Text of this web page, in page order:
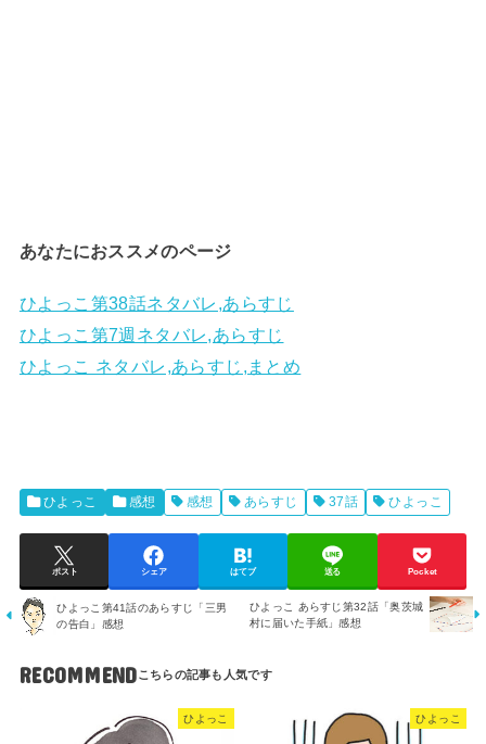
あなたにおススメのページ
ひよっこ第38話ネタバレ,あらすじ
ひよっこ第7週ネタバレ,あらすじ
ひよっこ ネタバレ,あらすじ,まとめ
ひよっこ 感想 感想 あらすじ 37話 ひよっこ
ポスト シェア はてブ 送る Pocket
ひよっこ第41話のあらすじ「三男
の告白」感想
ひよっこ あらすじ第32話「奥茨城
村に届いた手紙」感想
RECOMMEND
ひよっこ ひよっこ